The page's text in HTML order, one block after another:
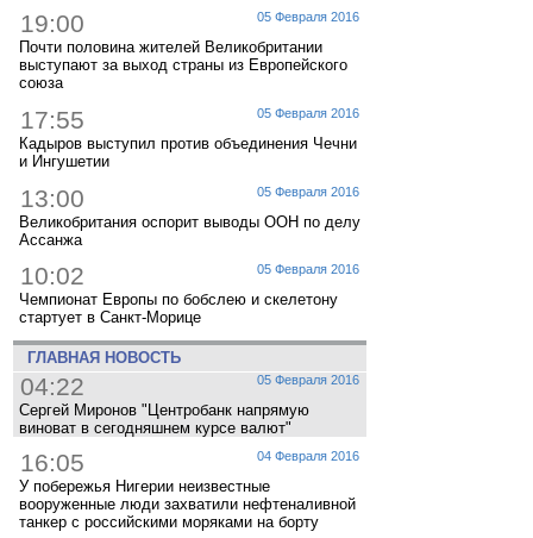
05 Февраля 2016
19:00
Почти половина жителей Великобритании
выступают за выход страны из Европейского
союза
05 Февраля 2016
17:55
Кадыров выступил против объединения Чечни
и Ингушетии
05 Февраля 2016
13:00
Великобритания оспорит выводы ООН по делу
Ассанжа
05 Февраля 2016
10:02
Чемпионат Европы по бобслею и скелетону
стартует в Санкт-Морице
ГЛАВНАЯ НОВОСТЬ
05 Февраля 2016
04:22
Сергей Миронов "Центробанк напрямую
виноват в сегодняшнем курсе валют"
04 Февраля 2016
16:05
У побережья Нигерии неизвестные
вооруженные люди захватили нефтеналивной
танкер с российскими моряками на борту